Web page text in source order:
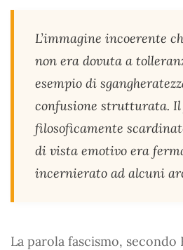
L’immagine incoerente
non era dovuta a
esempio di
confusione strutturata. Il
filosoficamente
di vista emotivo era
incernierato ad alcuni
La parola fascismo, secondo